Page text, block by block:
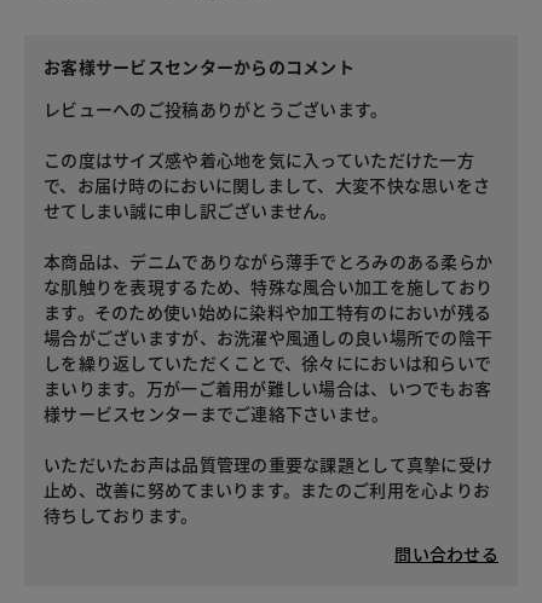
お客様サービスセンターからのコメント
レビューへのご投稿ありがとうございます。
この度はサイズ感や着心地を気に入っていただけた一方
で、お届け時のにおいに関しまして、大変不快な思いをさ
せてしまい誠に申し訳ございません。
本商品は、デニムでありながら薄手でとろみのある柔らか
な肌触りを表現するため、特殊な風合い加工を施しており
ます。そのため使い始めに染料や加工特有のにおいが残る
場合がございますが、お洗濯や風通しの良い場所での陰干
しを繰り返していただくことで、徐々ににおいは和らいで
まいります。万が一ご着用が難しい場合は、いつでもお客
様サービスセンターまでご連絡下さいませ。
いただいたお声は品質管理の重要な課題として真摯に受け
止め、改善に努めてまいります。またのご利用を心よりお
待ちしております。
問い合わせる